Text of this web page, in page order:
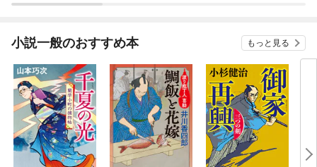
小説一般のおすすめ本 もっと見る